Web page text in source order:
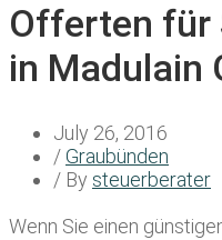
Offerten für
in Madulain
July 26, 2016
/Graubünden
/ By steuerberater
Wenn Sie einen